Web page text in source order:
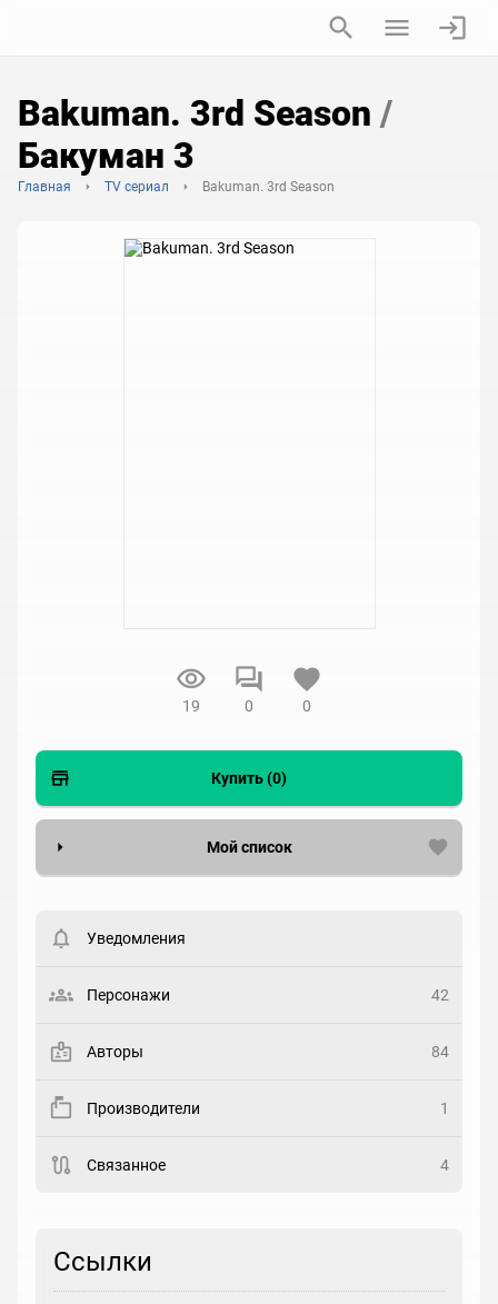
Bakuman. 3rd Season /
Бакуман 3
Главная TV сериал Bakuman. 3rd Season
19 0 0
Купить (0)
Мой список
Статус
Рейтинг
Реакция
Уведомления
Персонажи 42
Авторы 84
Производители 1
Связанное 4
Ссылки